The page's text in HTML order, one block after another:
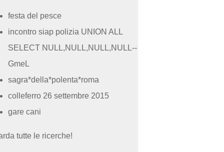
festa del pesce
incontro siap polizia UNION ALL
SELECT NULL,NULL,NULL,NULL--
GmeL
sagra*della*polenta*roma
colleferro 26 settembre 2015
gare cani
tutte le ricerche!